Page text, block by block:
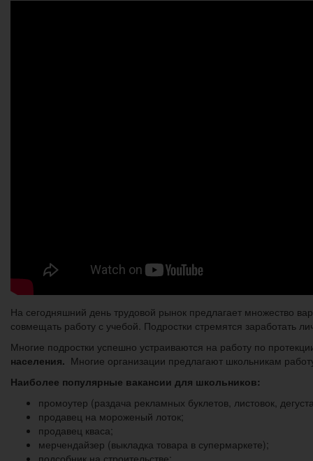
На сегодняшний день трудовой рынок предлагает множество
совмещать работу с учебой. Подростки стремятся заработать
Многие подростки успешно устраиваются на работу по
населения. Многие организации предлагают школьникам
Наиболее популярные вакансии для школьников:
промоутер (раздача рекламных буклетов, листовок,
продавец на мороженый лоток;
продавец кваса;
мерчендайзер (выкладка товара в супермаркете);